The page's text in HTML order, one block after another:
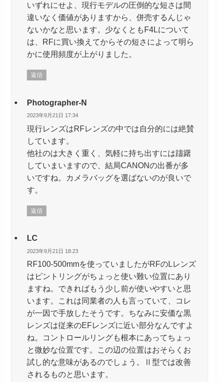
いずれにせよ、現行モデルの圧倒的な短さは間
違いなく価値がありますから、併売するんじゃ
ないかなと思います。少なくともF4Lについて
は、RFに買い換えてからその短さによって明ら
かに使用頻度が上がりました。
返信
Photographer-N
2023年9月21日 17:34
現行レンズはRFレンズの中では自分的には絶賛
しています。
他社のは大きく重く、気軽に持ち出すには躊躇
していまいますので、結局CANONの出番が多
いですね。カメラバッグを選ばないのが良いで
す。
返信
LC
2023年9月21日 18:23
RF100-500mmを使っていましたがRFのLレンズ
はピントリングがちょっと使い難い位置にあり
ますね。できればもう少し前が使いやすいと思
います。これは同業者の人も言っていて、コレ
が一因で手放したそうです。ちなみに安価な黒
レンズは従来のEFレンズに近い部分なんですよ
ね。コントロールリングも根本にあってちょっ
と微妙な位置です。この辺の位置はおそらくお
試し的な意味があるのでしょう。Ⅱ型では改善
されるものと思います。